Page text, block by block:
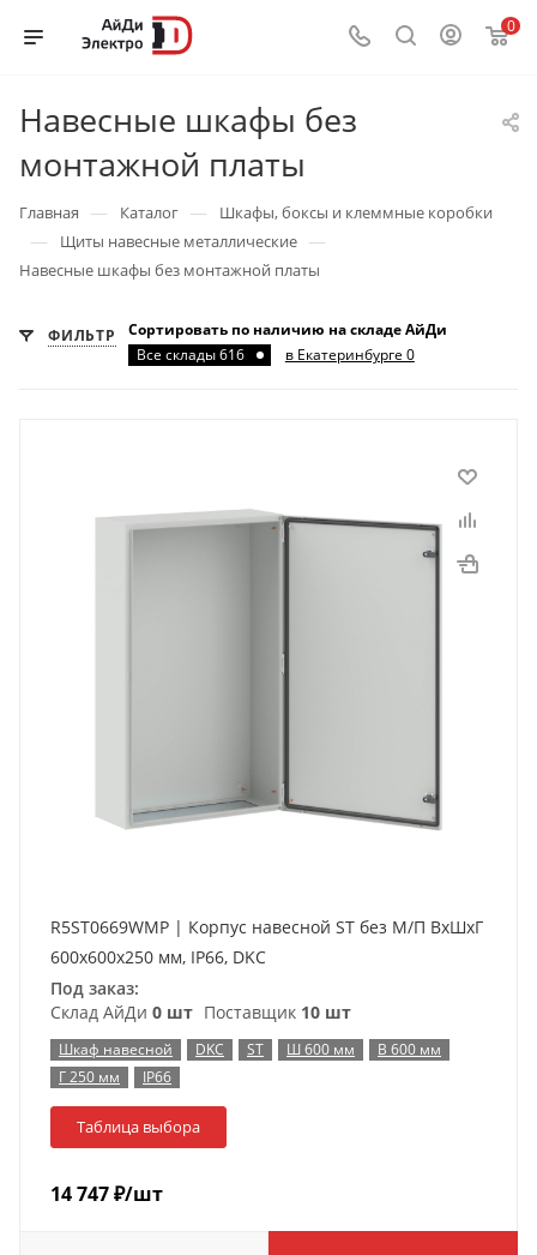
0
Навесные шкафы без
монтажной платы
Главная — Каталог — Шкафы, боксы и клеммные коробки
— Щиты навесные металлические —
Навесные шкафы без монтажной платы
ФИЛЬТР
Сортировать по наличию на складе АйДи
Все склады 616
в Екатеринбурге 0
R5ST0669WMP | Корпус навесной ST без М/П ВxШxГ
600x600x250 мм, IP66, DKC
Под заказ:
Склад АйДи 0 шт Поставщик 10 шт
Шкаф навесной DKC ST Ш 600 мм
В 600 мм
Г 250 мм
IP66
Таблица выбора
14 747₽/шт